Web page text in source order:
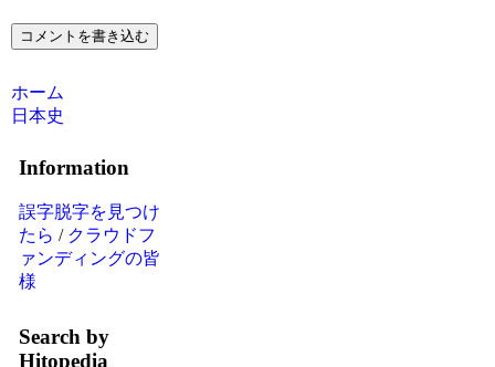
コメントを書き込む
ホーム
日本史
Information
誤字脱字を見つけ
たら / クラウドフ
ァンディングの皆
様
Search by
Hitopedia